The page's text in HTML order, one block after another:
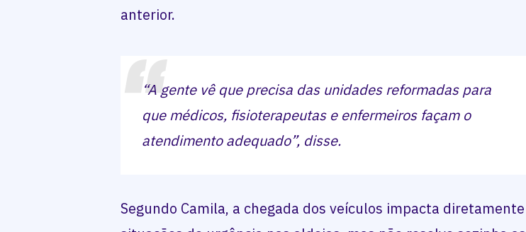
anterior.
“A gente vê que precisa das unidades reformadas para
que médicos, fisioterapeutas e enfermeiros façam o
atendimento adequado”, disse.
Segundo Camila, a chegada dos veículos impacta diretamente